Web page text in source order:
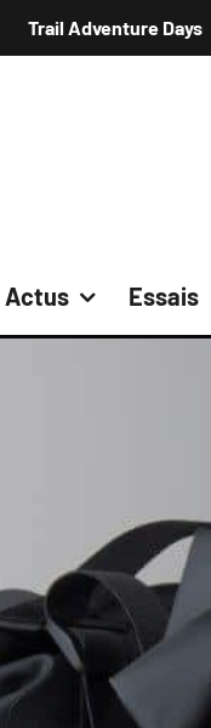
Trail Adventure Days
Actus Essais